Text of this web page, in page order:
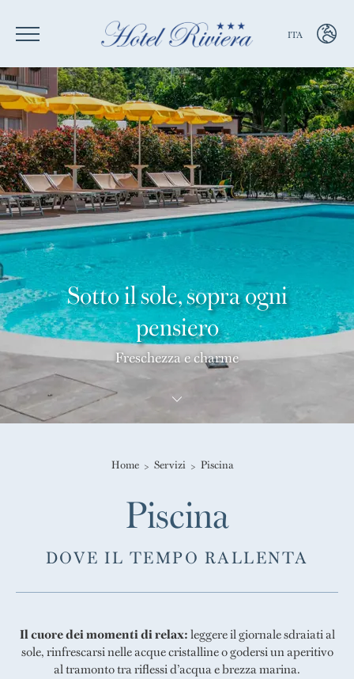
ITA
ENG
ITA
Sotto il sole, sopra ogni
pensiero
Freschezza e charme
Home Servizi Piscina
Piscina
DOVE IL TEMPO RALLENTA
Il cuore dei momenti di relax:leggere il giornale sdraiati al
sole, rinfrescarsi nelle acque cristalline o godersi un aperitivo
al tramonto tra riflessi d’acqua e brezza marina.